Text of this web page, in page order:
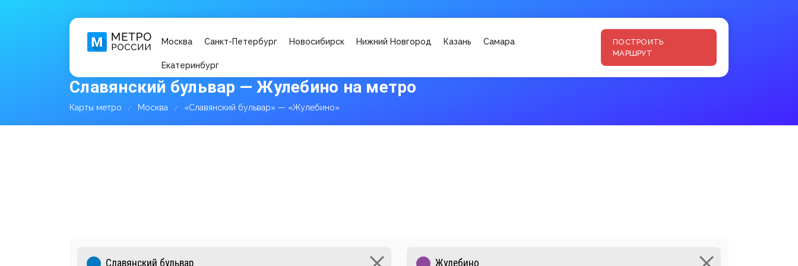
Москва Санкт-Петербург Новосибирск Нижний Новгород Казань Самара
Екатеринбург
ПОСТРОИТЬ
МАРШРУТ
Славянский бульвар — Жулебино на метро
Карты метро Москва «Славянский бульвар» — «Жулебино»